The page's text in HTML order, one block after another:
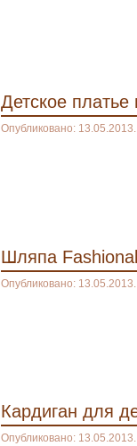
Детское платье
Опубликовано:
Шляпа
Опубликовано:
Кардиган для
Опубликовано: